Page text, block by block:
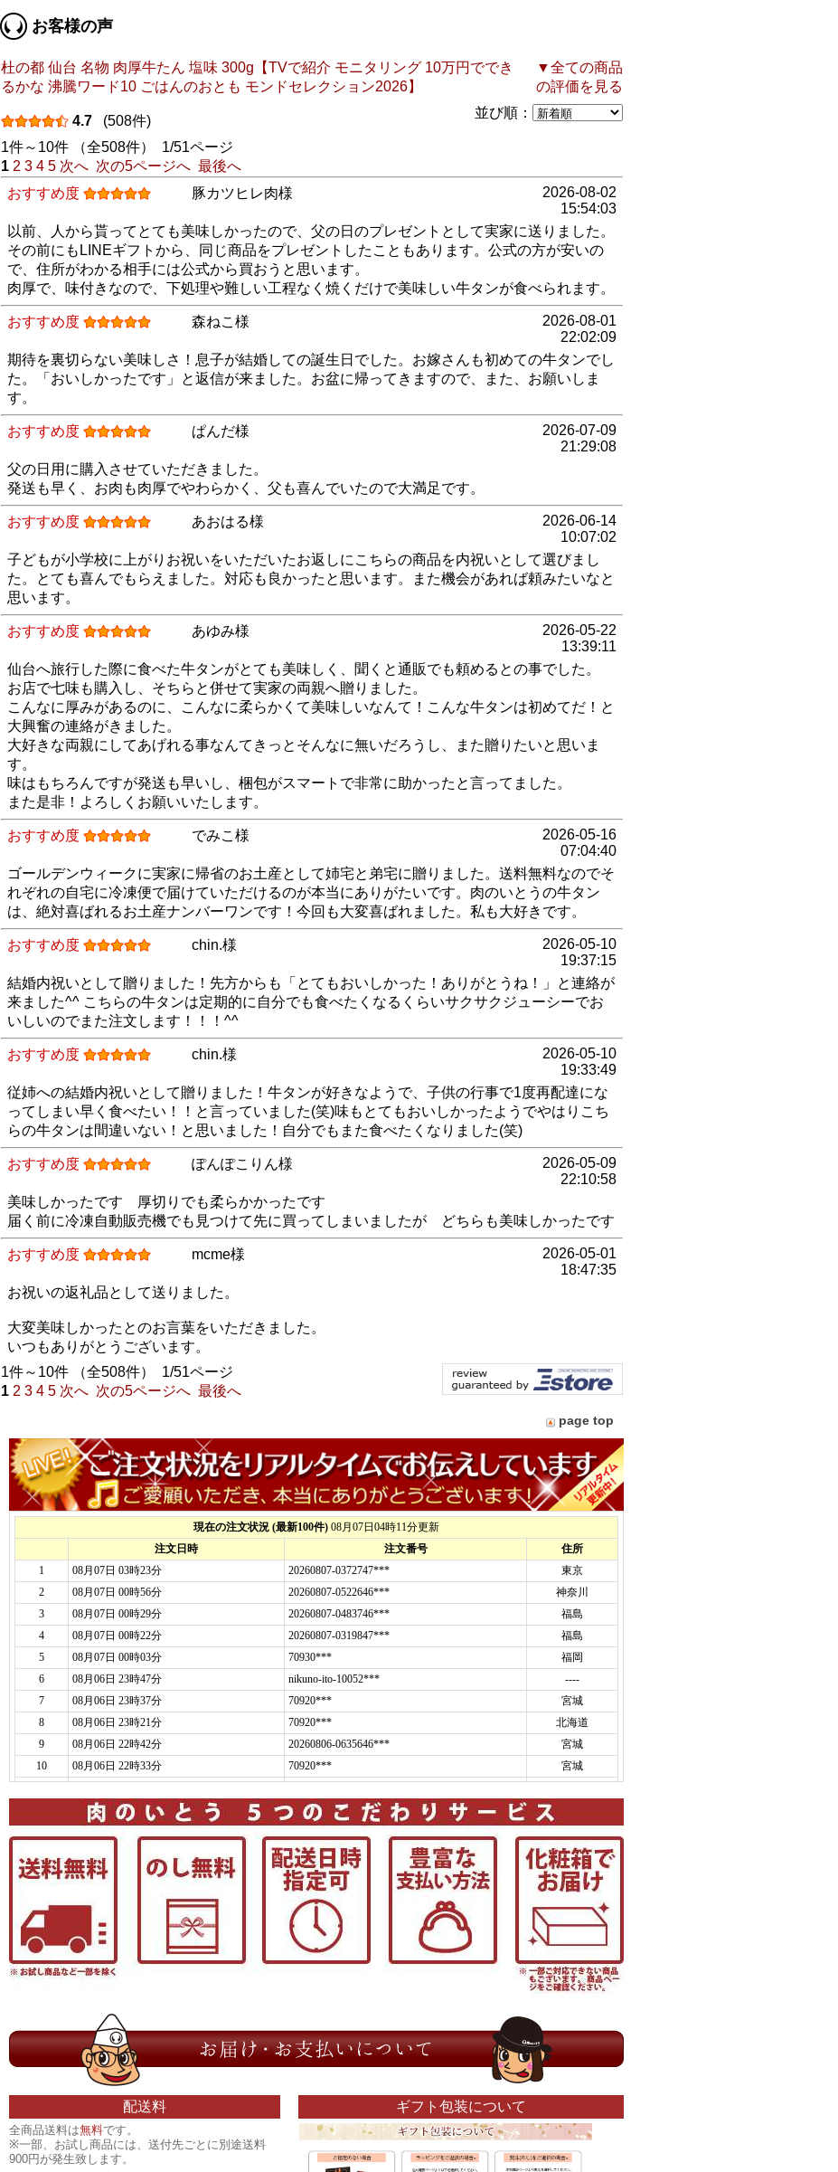
お客様の声
杜の都 仙台 名物 肉厚牛たん 塩味 300g【TVで紹介 モニタリング 10万円ででき
るかな 沸騰ワード10 ごはんのおとも モンドセレクション2026】
▼全ての商品
の評価を見る
4.7 (508件)
並び順：
1件～10件 （全508件） 1/51ページ
1 2 3 4 5 次へ 次の5ページへ 最後へ
おすすめ度
豚カツヒレ肉様
2026-08-02
15:54:03
以前、人から貰ってとても美味しかったので、父の日のプレゼントとして実家に送りました。
その前にもLINEギフトから、同じ商品をプレゼントしたこともあります。公式の方が安いの
で、住所がわかる相手には公式から買おうと思います。
肉厚で、味付きなので、下処理や難しい工程なく焼くだけで美味しい牛タンが食べられます。
おすすめ度 森ねこ様
2026-08-01
22:02:09
期待を裏切らない美味しさ！息子が結婚しての誕生日でした。お嫁さんも初めての牛タンでし
た。「おいしかったです」と返信が来ました。お盆に帰ってきますので、また、お願いしま
す。
おすすめ度 ぱんだ様
2026-07-09
21:29:08
父の日用に購入させていただきました。
発送も早く、お肉も肉厚でやわらかく、父も喜んでいたので大満足です。
おすすめ度 あおはる様
2026-06-14
10:07:02
子どもが小学校に上がりお祝いをいただいたお返しにこちらの商品を内祝いとして選びまし
た。とても喜んでもらえました。対応も良かったと思います。また機会があれば頼みたいなと
思います。
おすすめ度 あゆみ様
2026-05-22
13:39:11
仙台へ旅行した際に食べた牛タンがとても美味しく、聞くと通販でも頼めるとの事でした。
お店で七味も購入し、そちらと併せて実家の両親へ贈りました。
こんなに厚みがあるのに、こんなに柔らかくて美味しいなんて！こんな牛タンは初めてだ！と
大興奮の連絡がきました。
大好きな両親にしてあげれる事なんてきっとそんなに無いだろうし、また贈りたいと思いま
す。
味はもちろんですが発送も早いし、梱包がスマートで非常に助かったと言ってました。
また是非！よろしくお願いいたします。
おすすめ度 でみこ様
2026-05-16
07:04:40
ゴールデンウィークに実家に帰省のお土産として姉宅と弟宅に贈りました。送料無料なのでそ
れぞれの自宅に冷凍便で届けていただけるのが本当にありがたいです。肉のいとうの牛タン
は、絶対喜ばれるお土産ナンバーワンです！今回も大変喜ばれました。私も大好きです。
おすすめ度 chin.様
2026-05-10
19:37:15
結婚内祝いとして贈りました！先方からも「とてもおいしかった！ありがとうね！」と連絡が
来ました^^ こちらの牛タンは定期的に自分でも食べたくなるくらいサクサクジューシーでお
いしいのでまた注文します！！！^^
おすすめ度 chin.様
2026-05-10
19:33:49
従姉への結婚内祝いとして贈りました！牛タンが好きなようで、子供の行事で1度再配達にな
ってしまい早く食べたい！！と言っていました(笑)味もとてもおいしかったようでやはりこち
らの牛タンは間違いない！と思いました！自分でもまた食べたくなりました(笑)
おすすめ度 ぽんぽこりん様
2026-05-09
22:10:58
美味しかったです 厚切りでも柔らかかったです
届く前に冷凍自動販売機でも見つけて先に買ってしまいましたが どちらも美味しかったです
おすすめ度 mcme様
2026-05-01
18:47:35
お祝いの返礼品として送りました。
大変美味しかったとのお言葉をいただきました。
いつもありがとうございます。
1件～10件 （全508件） 1/51ページ
1 2 3 4 5 次へ 次の5ページへ 最後へ
page top
配送料
全商品送料は無料です。
※一部、お試し商品には、送付先ごとに別途送料
900円が発生致します。
ギフト包装について